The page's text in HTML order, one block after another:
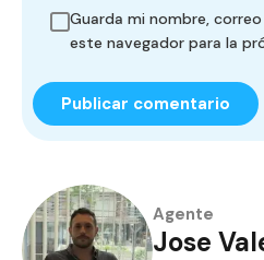
Guarda mi nombre,
este navegador para la
Agente
Jose